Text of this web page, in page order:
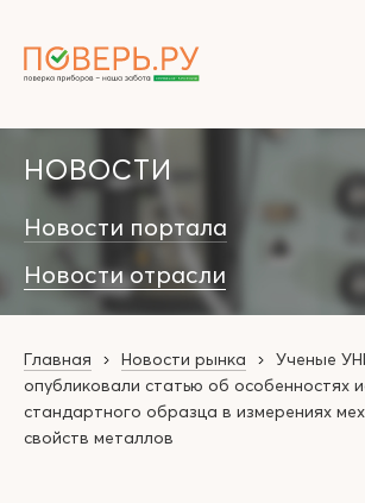
НОВОСТИ
Новости портала
Новости отрасли
Главная Новости рынка
Ученые
опубликовали статью об особенностях
стандартного образца в измерениях
свойств металлов